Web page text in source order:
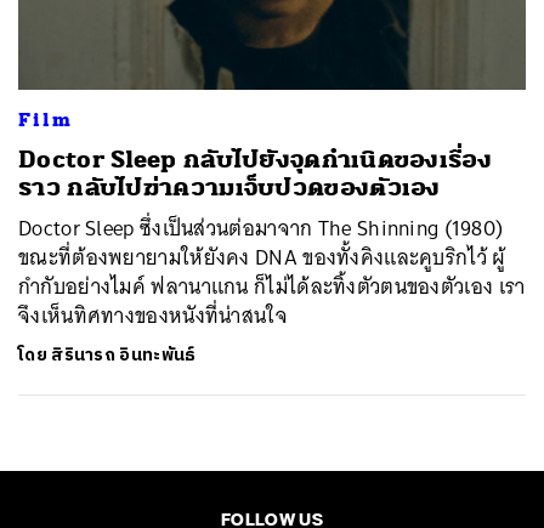
Film
Doctor Sleep กลับไปยังจุดกำเนิดของเรื่อง
ราว กลับไปฆ่าความเจ็บปวดของตัวเอง
Doctor Sleep ซึ่งเป็นส่วนต่อมาจาก The Shinning (1980)
ขณะที่ต้องพยายามให้ยังคง DNA ของทั้งคิงและคูบริกไว้ ผู้
กำกับอย่างไมค์ ฟลานาแกน ก็ไม่ได้ละทิ้งตัวตนของตัวเอง เรา
จึงเห็นทิศทางของหนังที่น่าสนใจ
โดย สิรินารถ อินทะพันธ์
FOLLOW US
TWEET EMAIL